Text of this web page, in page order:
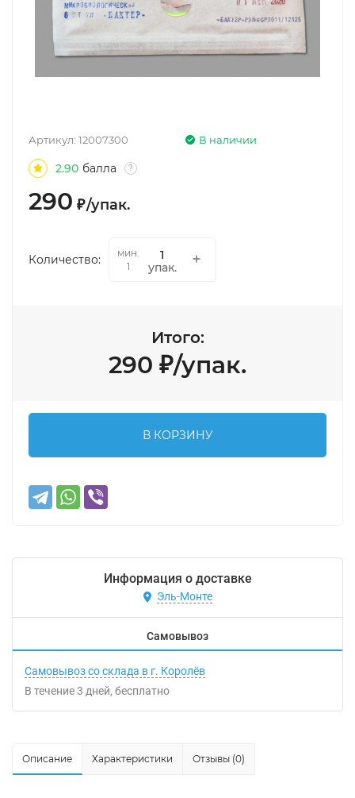
В наличии
Артикул: 12007300
2.90 балла ?
290 ₽/упак.
Количество:
мин.
1
упак.
Итого:
290 ₽/упак.
В КОРЗИНУ
Информация о доставке
Эль-Монте
Самовывоз
Самовывоз со склада в г. Королёв
В течение3 дней Бесплатно
Описание Характеристики Отзывы (0)